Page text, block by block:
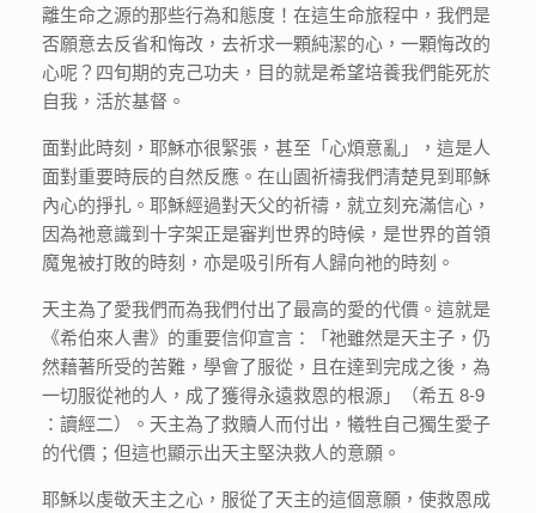
離生命之源的那些行為和態度！在這生命旅程中，我們是
否願意去反省和悔改，去祈求一顆純潔的心，一顆悔改的
心呢？四旬期的克己功夫，目的就是希望培養我們能死於
自我，活於基督。
面對此時刻，耶穌亦很緊張，甚至「心煩意亂」，這是人
面對重要時辰的自然反應。在山園祈禱我們清楚見到耶穌
內心的掙扎。耶穌經過對天父的祈禱，就立刻充滿信心，
因為祂意識到十字架正是審判世界的時候，是世界的首領
魔鬼被打敗的時刻，亦是吸引所有人歸向祂的時刻。
天主為了愛我們而為我們付出了最高的愛的代價。這就是
《希伯來人書》的重要信仰宣言：「祂雖然是天主子，仍
然藉著所受的苦難，學會了服從，且在達到完成之後，為
一切服從祂的人，成了獲得永遠救恩的根源」（希五 8-9
：讀經二）。天主為了救贖人而付出，犧牲自己獨生愛子
的代價；但這也顯示出天主堅決救人的意願。
耶穌以虔敬天主之心，服從了天主的這個意願，使救恩成